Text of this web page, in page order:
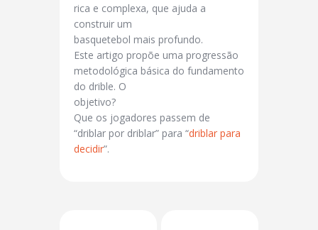
rica e complexa, que ajuda a
construir um
basquetebol mais profundo.
Este artigo propõe uma progressão
metodológica básica do fundamento
do drible. O
objetivo?
Que os jogadores passem de
“driblar por driblar” para “driblar para
decidir”.